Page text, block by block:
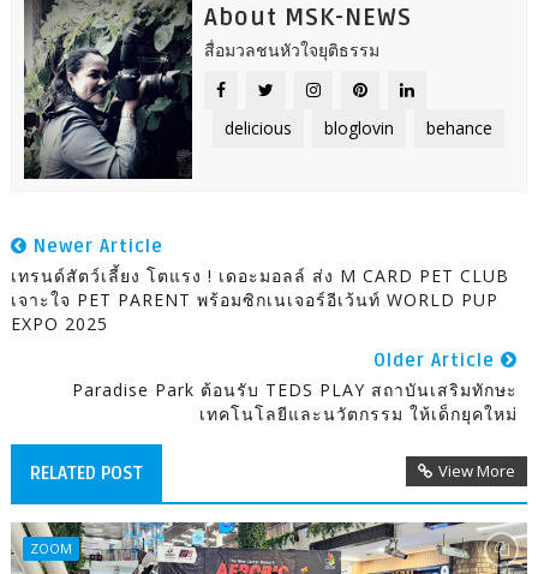
About MSK-NEWS
สื่อมวลชนหัวใจยุติธรรม
delicious bloglovin behance
Newer Article
เทรนด์สัตว์เลี้ยง โตแรง ! เดอะมอลล์ ส่ง M CARD PET CLUB
เจาะใจ PET PARENT พร้อมซิกเนเจอร์อีเว้นท์ WORLD PUP
EXPO 2025
Older Article
Paradise Park ต้อนรับ TEDS PLAY สถาบันเสริมทักษะ
เทคโนโลยีและนวัตกรรม ให้เด็กยุคใหม่
RELATED POST View More
ZOOM